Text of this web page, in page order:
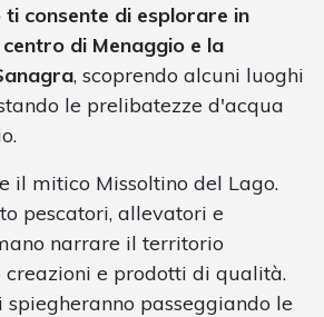
consente di esplorare in
di Menaggio e la
, scoprendo alcuni luoghi
le prelibatezze d'acqua
il mitico Missoltino del Lago.
pescatori, allevatori e
narrare il territorio
e prodotti di qualità.
spiegheranno passeggiando le